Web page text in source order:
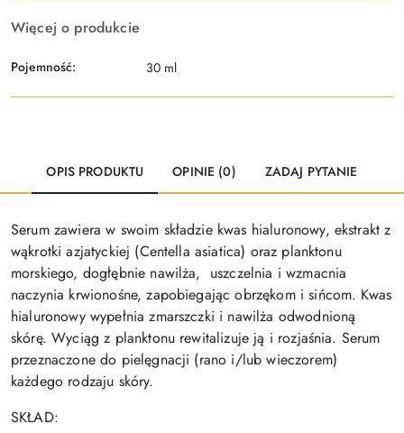
Więcej o produkcie
Pojemność: 30 ml
OPIS PRODUKTU OPINIE (0) ZADAJ PYTANIE
Serum zawiera w swoim składzie kwas hialuronowy, ekstrakt z
wąkrotki azjatyckiej (Centella asiatica) oraz planktonu
morskiego, dogłębnie nawilża, uszczelnia i wzmacnia
naczynia krwionośne, zapobiegając obrzękom i sińcom. Kwas
hialuronowy wypełnia zmarszczki i nawilża odwodnioną
skórę. Wyciąg z planktonu rewitalizuje ją i rozjaśnia. Serum
przeznaczone do pielęgnacji (rano i/lub wieczorem)
każdego rodzaju skóry.
SKŁAD: